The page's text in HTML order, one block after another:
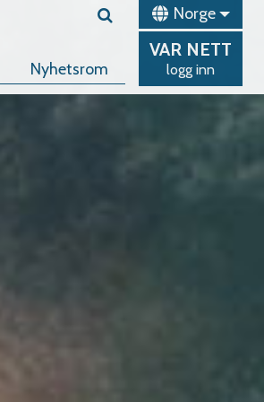
Norge
Nyhetsrom
VAR NETT
logg inn